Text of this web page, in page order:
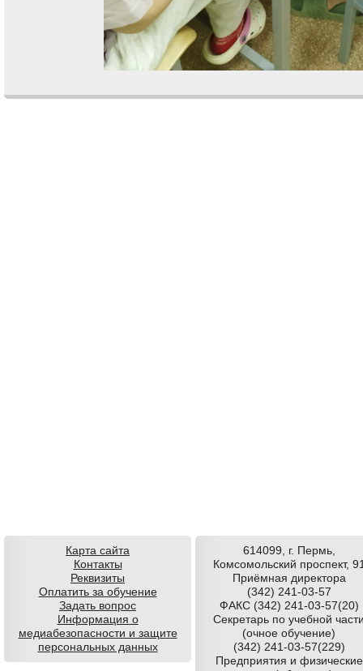
Карта сайта
Контакты
Реквизиты
Оплатить за обучение
Задать вопрос
Информация о
медиабезопасности и защите
персональных данных
614099, г. Пермь,
Комсомольский проспект,
Приёмная директора
(342) 241-03-57
ФАКС (342) 241-03-57(20)
Секретарь по учебной
(очное обучение)
(342) 241-03-57(229)
Предприятия и физические